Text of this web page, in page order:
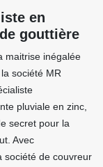
en
gouttière
maitrise inégalée
société MR
pluviale en zinc,
secret pour la
Avec
société de couvreur